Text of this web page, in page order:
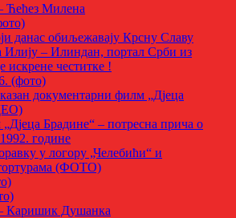
Милена
данас обиљежавају Крсну Славу
Илију – Илиндан, портал Срби из
искрене честитке !
(фото)
документарни филм „Дјеца
Брадине“ – потресна прича о
године
у логору „Челебићи“ и
(ФОТО)
Каришик Душанка